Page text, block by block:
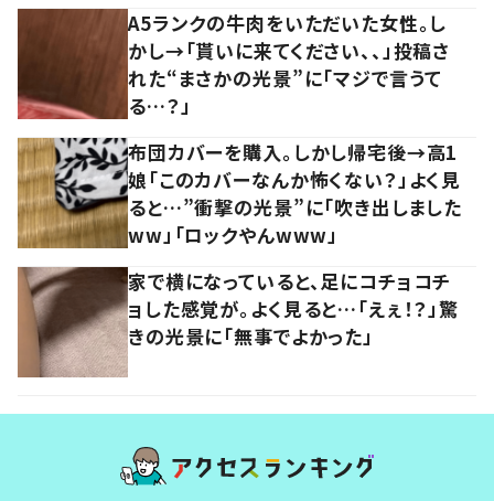
A5ランクの牛肉をいただいた女性。し
かし→「貰いに来てください、、」投稿さ
れた“まさかの光景”に「マジで言うて
る…？」
布団カバーを購入。しかし帰宅後→高1
娘「このカバーなんか怖くない？」よく見
ると…”衝撃の光景”に「吹き出しました
ww」「ロックやんwww」
家で横になっていると、足にコチョコチ
ョした感覚が。よく見ると…「えぇ！？」驚
きの光景に「無事でよかった」